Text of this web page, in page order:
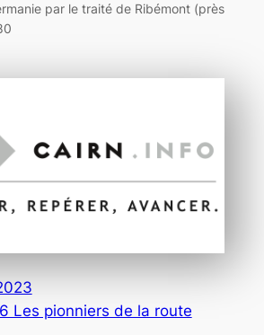
par le traité de Ribémont (près
Les pionniers de la route